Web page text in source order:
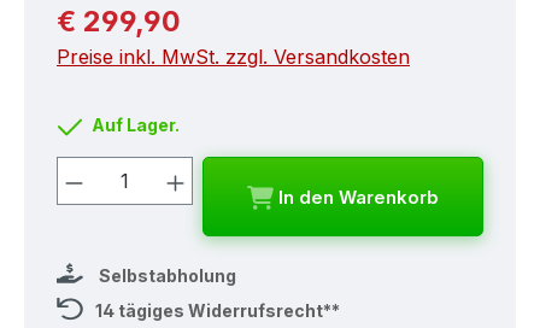
Regulärer Preis:
€ 299,90
Preise inkl. MwSt. zzgl. Versandkosten
Auf Lager.
Produkt Anzahl: Gib den
In den Warenkorb
Selbstabholung
14 tägiges Widerrufsrecht**